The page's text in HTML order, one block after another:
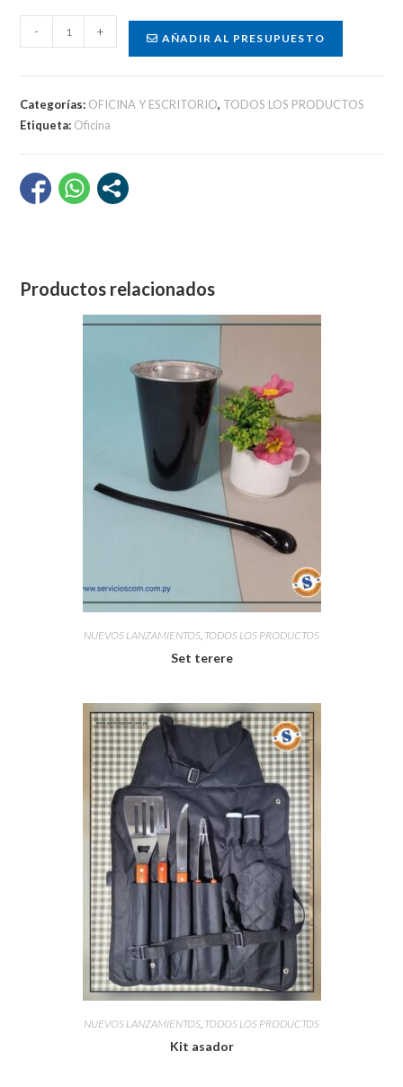
lápiz
cantidad
- + AÑADIR AL PRESUPUESTO
Categorías: OFICINA Y ESCRITORIO, TODOS LOS PRODUCTOS
Etiqueta: Oficina
Productos relacionados
NUEVOS LANZAMIENTOS, TODOS LOS PRODUCTOS
Set terere
NUEVOS LANZAMIENTOS TODOS LOS PRODUCTOS
Kit asador